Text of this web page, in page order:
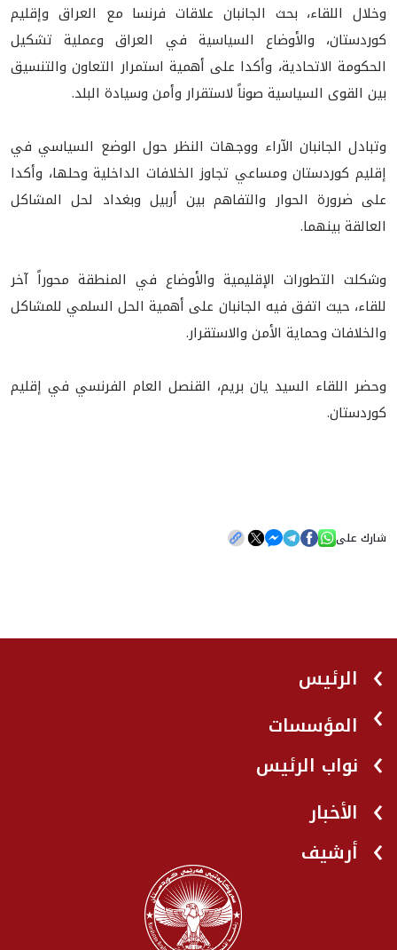
وخلال اللقاء، بحث الجانبان علاقات فرنسا مع العراق وإقليم
كوردستان، والأوضاع السياسية في العراق وعملية تشكيل
الحكومة الاتحادية، وأكدا على أهمية استمرار التعاون والتنسيق
بين القوى السياسية صوناً لاستقرار وأمن وسيادة البلد.
وتبادل الجانبان الآراء ووجهات النظر حول الوضع السياسي في
إقليم كوردستان ومساعي تجاوز الخلافات الداخلية وحلها، وأكدا
على ضرورة الحوار والتفاهم بين أربيل وبغداد لحل المشاكل
العالقة بينهما.
وشكلت التطورات الإقليمية والأوضاع في المنطقة محوراً آخر
للقاء، حيث اتفق فيه الجانبان على أهمية الحل السلمي للمشاكل
والخلافات وحماية الأمن والاستقرار.
وحضر اللقاء السيد يان بريم، القنصل العام الفرنسي في إقليم
كوردستان.
شارك على
الرئيس
المؤسسات
نواب الرئيس
الأخبار
أرشيف